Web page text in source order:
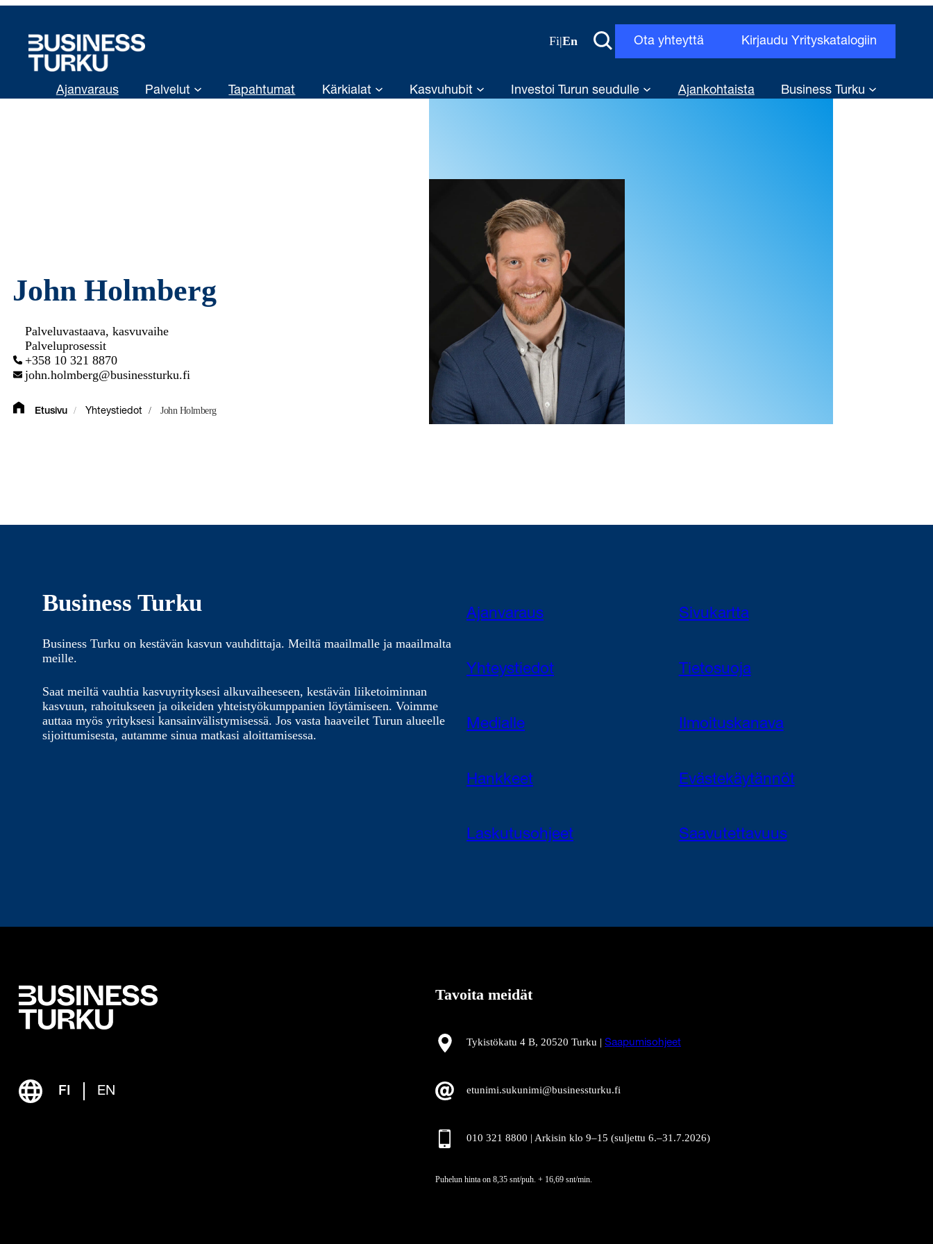
Fi|En Ota yhteyttä Kirjaudu Yrityskatalogiin
Ajanvaraus Palvelut Tapahtumat Kärkialat Kasvuhubit Investoi Turun seudulle Ajankohtaista Business Turku
John Holmberg
Palveluvastaava, kasvuvaihe
Palveluprosessit
+358 10 321 8870
john.holmberg@businessturku.fi
Etusivu / Yhteystiedot / John Holmberg
Business Turku
Business Turku on kestävän kasvun vauhdittaja. Meiltä maailmalle ja maailmalta
meille.
Saat meiltä vauhtia kasvuyrityksesi alkuvaiheeseen, kestävän liiketoiminnan
kasvuun, rahoitukseen ja oikeiden yhteistyökumppanien löytämiseen. Voimme
auttaa myös yrityksesi kansainvälistymisessä. Jos vasta haaveilet Turun alueelle
sijoittumisesta, autamme sinua matkasi aloittamisessa.
Ajanvaraus
Yhteystiedot
Medialle
Hankkeet
Laskutusohjeet
Sivukartta
Tietosuoja
Ilmoituskanava
Evästekäytännöt
Saavutettavuus
FI EN
Tavoita meidät
Tykistökatu 4 B, 20520 Turku | Saapumisohjeet
etunimi.sukunimi@businessturku.fi
010 321 8800 | Arkisin klo 9–15 (suljettu 6.–31.7.2026)
Puhelun hinta on 8,35 snt/puh. + 16,69 snt/min.